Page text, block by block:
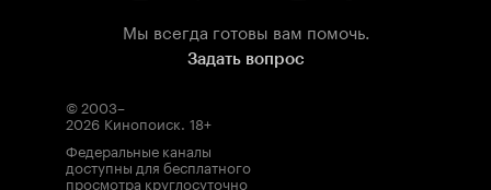
Мы всегда готовы вам помочь.
Задать вопрос
© 2003–
2026 Кинопоиск. 18+
Федеральные каналы
доступны для бесплатного
просмотра круглосуточно